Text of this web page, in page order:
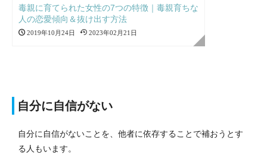
毒親に育てられた女性の7つの特徴｜毒親育ちな
人の恋愛傾向＆抜け出す方法
2019年10月24日 2023年02月21日
自分に自信がない
自分に自信がないことを、他者に依存することで補おうとす
る人もいます。